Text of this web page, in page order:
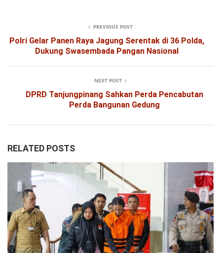
PREVIOUS POST
Polri Gelar Panen Raya Jagung Serentak di 36 Polda,
Dukung Swasembada Pangan Nasional
NEXT POST
DPRD Tanjungpinang Sahkan Perda Pencabutan
Perda Bangunan Gedung
RELATED POSTS